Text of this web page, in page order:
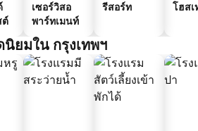
ต์
เซอร์วิสอ
พาร์ทเมนท์
รีสอร์ท โฮสเ
นิยมใน กรุงเทพฯ